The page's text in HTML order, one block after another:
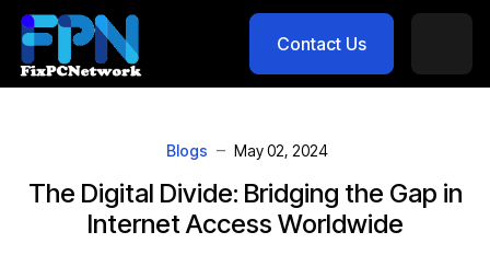
Contact Us
Blogs May 02, 2024
The Digital Divide: Bridging the Gap in
Internet Access Worldwide